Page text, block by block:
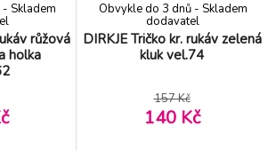
růžová
holka
Skladem
DIRKJE Tričko kr. rukáv zelená
kluk vel.74
Obvykle do 3 dnů - Skladem
dodavatel
157 Kč
140 Kč